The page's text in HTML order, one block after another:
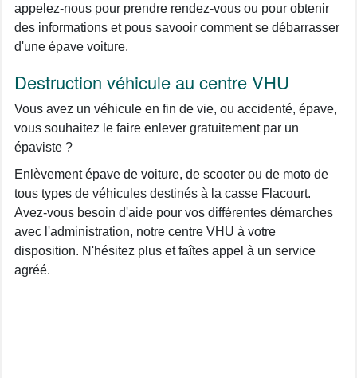
appelez-nous pour prendre rendez-vous ou pour obtenir
des informations et pous savooir comment se débarrasser
d'une épave voiture.
Destruction véhicule au centre VHU
Vous avez un véhicule en fin de vie, ou accidenté, épave,
vous souhaitez le faire enlever gratuitement par un
épaviste ?
Enlèvement épave de voiture, de scooter ou de moto de
tous types de véhicules destinés à la casse Flacourt.
Avez-vous besoin d'aide pour vos différentes démarches
avec l'administration, notre centre VHU à votre
disposition. N'hésitez plus et faîtes appel à un service
agréé.